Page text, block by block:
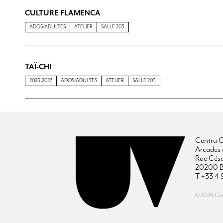
CULTURE FLAMENCA
ADOS/ADULTES ATELIER SALLE 203
TAÏ-CHI
2026-2027 ADOS/ADULTES ATELIER SALLE 203
Centru
Arcades
Rue
20200
T +33 4
©2026